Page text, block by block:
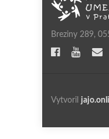
Breziny 289,
Vytvoril